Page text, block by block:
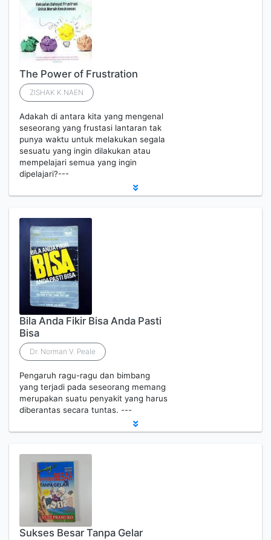
The Power of Frustration
ZISHAK K.NAEN
Adakah di antara kita yang mengenal
seseorang yang frustasi lantaran tak
punya waktu untuk melakukan segala
sesuatu yang ingin dilakukan atau
mempelajari semua yang ingin
dipelajari?---
Bila Anda Fikir Bisa Anda Pasti
Bisa
Dr. Norman V. Peale
Pengaruh ragu-ragu dan bimbang
yang terjadi pada seseorang memang
merupakan suatu penyakit yang harus
diberantas secara tuntas. ---
Sukses Besar Tanpa Gelar